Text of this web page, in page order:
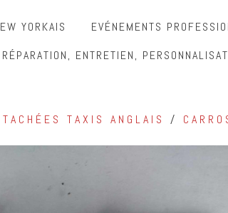
YORKAIS EVÉNEMENTS
RÉPARATION, ENTRETIEN,
TAXIS ANGLAIS /